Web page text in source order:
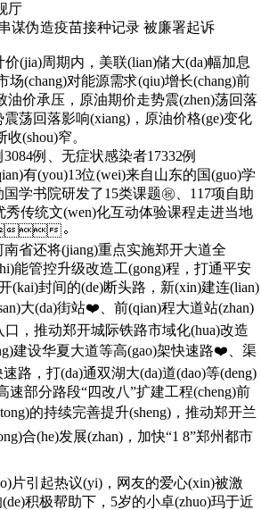
厅
谋伪造疫苗接种记录 被廉署起诉
(jia)周期内，美联(lian)储大(da)幅加息
场(chang)对能源需求(qiu)增长(chang)前
油价承压，原油期价走势震(zhen)荡回落
走势震荡回落影响(xiang)，原油价格(ge)变化
窄。
例、无症状感染者17332例
有(you)13位(wei)来自山东的国(guo)学
书院研发了15类课题㊗️、117项自助
秀传统文(wen)化互动体验课程走进当地
。
省还将(jiang)重点实施郑开大道全
能管控升级改造工(gong)程，打通平安
(kai)封间的(de)断头路，新(xin)建连(lian)
大(da)街站❤️、前(qian)程大道站(zhan)
口，推动郑开城际铁路市域化(hua)改造
设华夏大道等高(gao)架快速路❤️、渠
路，打(da)通双湖大(da)道(dao)等(deng)
速部分路段“四改八”扩建工程(cheng)前
(tong)的持续完善提升(sheng)，推动郑开兰
合(he)发展(zhan)，加快“1 8”郑州都市
片引起热议(yi)，网友的爱心(xin)被激
积极帮助下，5岁的小卓(zhuo)玛于近